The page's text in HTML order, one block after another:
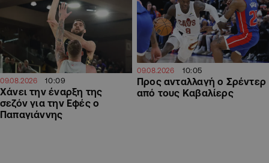
09.08.2026 10:09
Χάνει την έναρξη της
σεζόν για την Εφές ο
Παπαγιάννης
09.08.2026 10:05
Προς ανταλλαγή ο Σρέντερ
από τους Καβαλίερς